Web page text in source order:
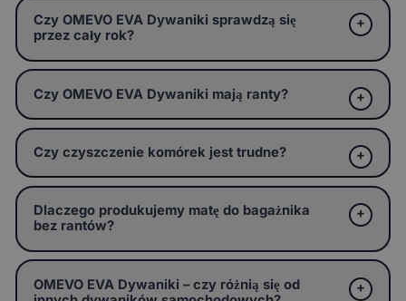
Czy OMEVO EVA Dywaniki sprawdzą się
przez cały rok?
Czy OMEVO EVA Dywaniki mają ranty?
Czy czyszczenie komórek jest trudne?
Dlaczego produkujemy matę do bagażnika
bez rantów?
OMEVO EVA Dywaniki – czy różnią się od